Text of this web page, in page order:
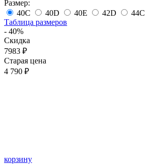
Размер:
40C
40D 40E 42D
44C
Таблица размеров
- 40%
Скидка
7983 ₽
Старая цена
4 790 ₽
корзину